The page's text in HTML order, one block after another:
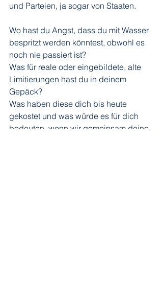
und Parteien, ja sogar von Staaten.
Wo hast du Angst, dass du mit Wasser
bespritzt werden könntest, obwohl es
noch nie passiert ist?
Was für reale oder eingebildete, alte
Limitierungen hast du in deinem
Gepäck?
Was haben diese dich bis heute
gekostet und was würde es für dich
bedeuten, wenn wir gemeinsam deine